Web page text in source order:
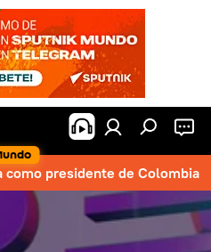
como presidente de Colombia